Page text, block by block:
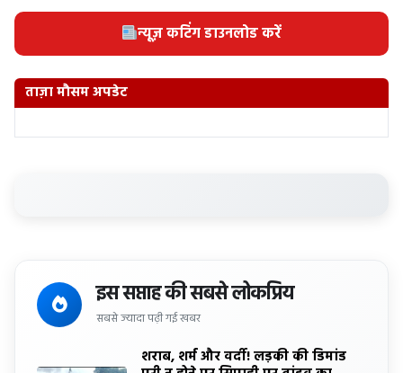
न्यूज़ कटिंग डाउनलोड करें
ताज़ा मौसम अपडेट
इस सप्ताह की सबसे लोकप्रिय
सबसे ज्यादा पढ़ी गई खबर
शराब, शर्म और वर्दी! लड़की की डिमांड